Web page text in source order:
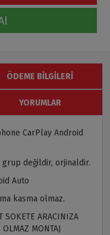
ÖDEME BILGILERI
YORUMLAR
CarPlay Android
değildir, orjinaldir.
Auto
kasma olmaz.
SOKETE ARACINIZA
MONTAJ